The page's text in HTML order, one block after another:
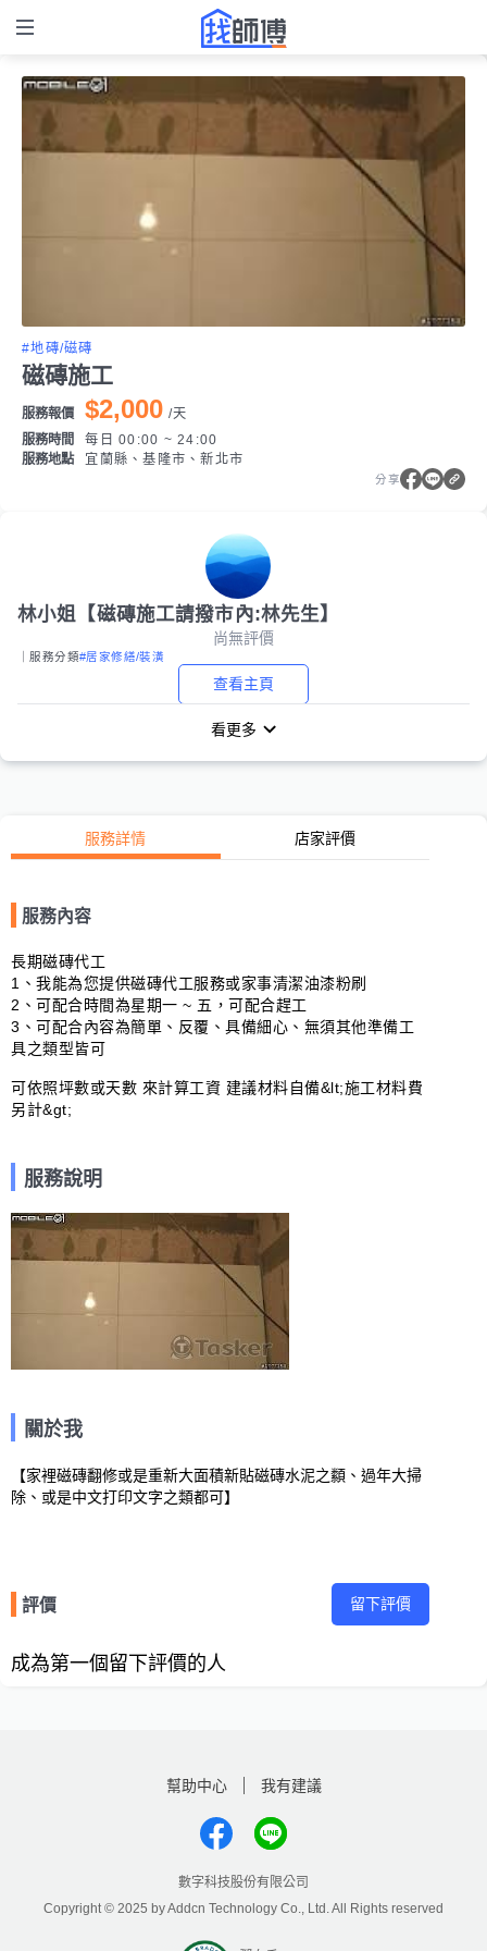
#地磚/磁磚
磁磚施工
服務報價 $2,000 /天
服務時間
每日 00:00 ~ 24:00
服務地點
宜蘭縣、基隆市、新北市
分享
林小姐【磁磚施工請撥市內:林先生】
尚無評價
｜服務分類#居家修繕/裝潢
查看主頁
看更多
服務詳情 店家評價
服務內容
長期磁磚代工
1、我能為您提供磁磚代工服務或家事清潔油漆粉刷
2、可配合時間為星期一 ~ 五，可配合趕工
3、可配合內容為簡單、反覆、具備細心、無須其他準備工
具之類型皆可
可依照坪數或天數 來計算工資 建議材料自備&lt;施工材料費
另計&gt;
服務說明
關於我
【家裡磁磚翻修或是重新大面積新貼磁磚水泥之纇、過年大掃
除、或是中文打印文字之類都可】
評價 留下評價
成為第一個留下評價的人
幫助中心 我有建議
數字科技股份有限公司
Copyright © 2025 by Addcn Technology Co., Ltd. All Rights reserved